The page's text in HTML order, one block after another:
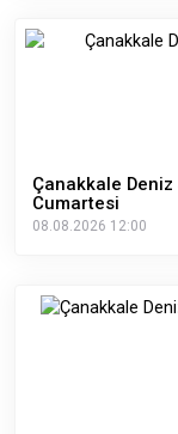
Çanakkale Deniz
Cumartesi
08.08.2026 12:00